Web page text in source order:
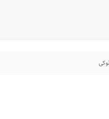
نوکی